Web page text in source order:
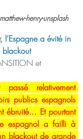
henry-unsplash
l’Espagne a évité in
blackout
et
relativement
publics espagnols
ébruité... Et pourtant
espagnol a failli à
blackout de grande